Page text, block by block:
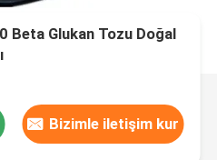
Beta Glukan Tozu Doğal
Bizimle iletişim kur